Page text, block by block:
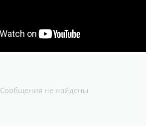
Сообщения не найдены